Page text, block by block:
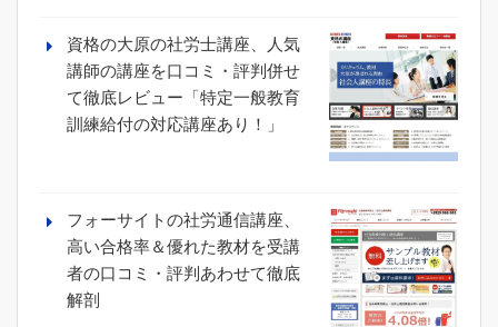
資格の大原の社労士講座、人気
講師の講座を口コミ・評判併せ
て徹底レビュー「特定一般教育
訓練給付の対応講座あり！」
フォーサイトの社労通信講座、
高い合格率＆優れた教材を受講
者の口コミ・評判あわせて徹底
解剖